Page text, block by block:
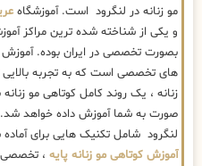
مو زنانه در لنگرود است. آموزشگاه
و یکی از شناخته شده ترین مراکز
بصورت تخصصی در ایران بوده. آموزش
های تخصصی است که به تجربه بالایی
زنانه ، یک روند کامل کوتاهی مو
صورت به شما آموزش داده خواهد شد.
لنگرود شامل تکنیک هایی برای
آموزش کوتاهی مو زنانه پایه ، تخصصی